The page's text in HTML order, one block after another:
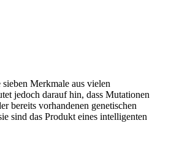
Merkmale aus vielen
jedoch darauf hin, dass Mutationen
bereits vorhandenen genetischen
sind das Produkt eines intelligenten